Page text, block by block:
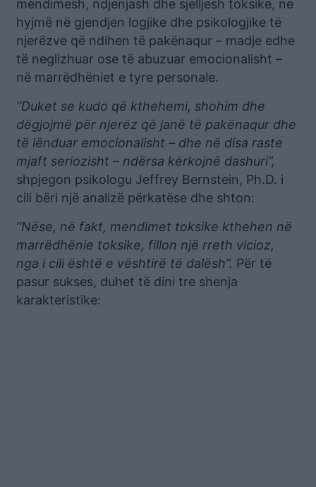
mendimesh, ndjenjash dhe sjelljesh toksike, ne
hyjmë në gjendjen logjike dhe psikologjike të
njerëzve që ndihen të pakënaqur – madje edhe
të neglizhuar ose të abuzuar emocionalisht –
në marrëdhëniet e tyre personale.
“Duket se kudo që kthehemi, shohim dhe
dëgjojmë për njerëz që janë të pakënaqur dhe
të lënduar emocionalisht – dhe në disa raste
mjaft seriozisht – ndërsa kërkojnë dashuri”,
shpjegon psikologu Jeffrey Bernstein, Ph.D. i
cili bëri një analizë përkatëse dhe shton:
“Nëse, në fakt, mendimet toksike kthehen në
marrëdhënie toksike, fillon një rreth vicioz,
nga i cili është e vështirë të dalësh”. Për të
pasur sukses, duhet të dini tre shenja
karakteristike: